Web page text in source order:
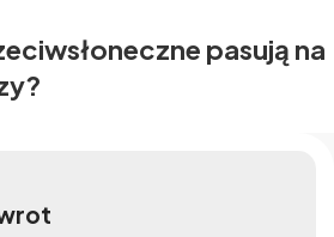
pasują na